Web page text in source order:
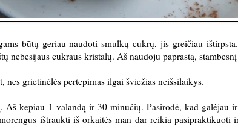
būtų geriau naudoti smulkų cukrų, jis greičiau
nebesijaus cukraus kristalų. Aš naudoju paprastą,
nes grietinėlės pertepimas ilgai šviežias neišsilaikys.
Aš kepiau 1 valandą ir 30 minučių. Pasirodė, kad galėjau
ištraukti iš orkaitės man dar reikia pasipraktikuoti